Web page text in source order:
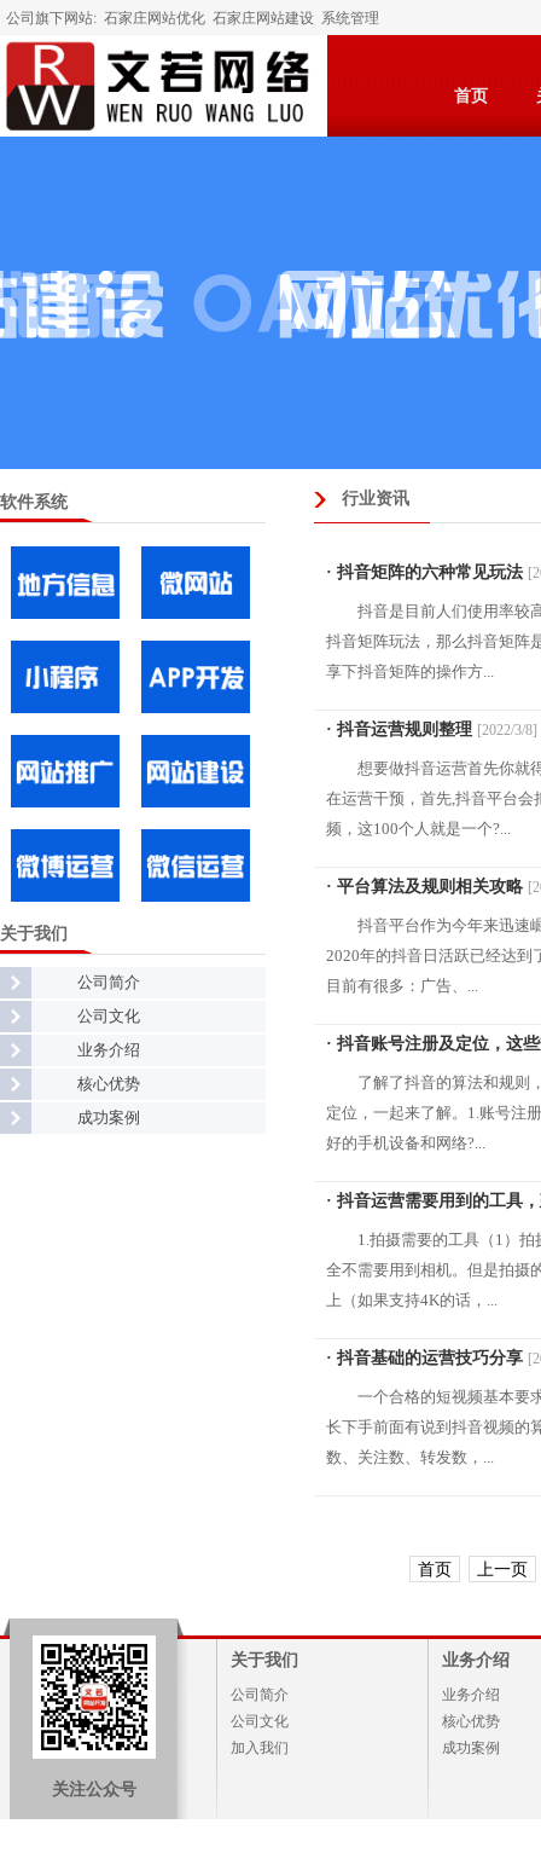
公司旗下网站: 石家庄网站优化 石家庄网站建设 系统管理
首页
软件系统
关于我们
公司简介
公司文化
业务介绍
核心优势
成功案例
行业资讯
· 抖音矩阵的六种常见玩法
抖音是目前人们使用率较
抖音矩阵玩法，那么抖音矩阵
享下抖音矩阵的操作方...
· 抖音运营规则整理 [2022/3/8]
想要做抖音运营首先你就
在运营干预，首先,抖音平台
频，这100个人就是一个?...
· 平台算法及规则相关攻略
抖音平台作为今年来迅速
2020年的抖音日活跃已经达到
目前有很多：广告、...
· 抖音账号注册及定位，这
了解了抖音的算法和规则
定位，一起来了解。1.账号注
好的手机设备和网络?...
· 抖音运营需要用到的工具
1.拍摄需要的工具（1）
全不需要用到相机。但是拍摄
上（如果支持4K的话，...
· 抖音基础的运营技巧分享
一个合格的短视频基本要
长下手前面有说到抖音视频的
数、关注数、转发数，...
首页 上一页
关注公众号
关于我们
公司简介
公司文化
加入我们
业务介绍
业务介绍
核心优势
成功案例